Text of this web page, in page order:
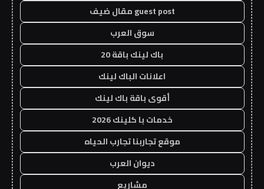
guest post مقال ضيف
سوق العرب
باك لينك باقة 20
اعلانات الباك لينك
أقوى باقة باك لينك
خدمات با كلينك 2026
موقع تجاربنا تجارب الحياه
ديوان العرب
مشاريع